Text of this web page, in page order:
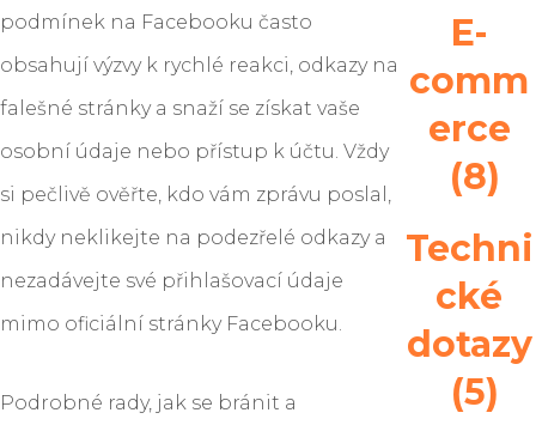
podmínek na Facebooku často
obsahují výzvy k rychlé reakci, odkazy na
falešné stránky a snaží se získat vaše
osobní údaje nebo přístup k účtu. Vždy
si pečlivě ověřte, kdo vám zprávu poslal,
nikdy neklikejte na podezřelé odkazy a
nezadávejte své přihlašovací údaje
mimo oficiální stránky Facebooku.
Podrobné rady, jak se bránit a
E-
comm
erce
(8)
Techni
cké
dotazy
(5)